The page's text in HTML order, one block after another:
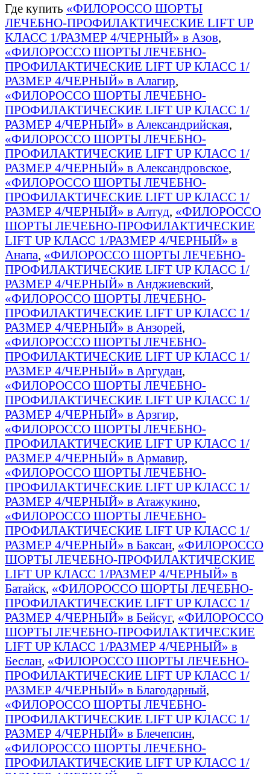
Где купить «ФИЛОРОССО ШОРТЫ
ЛЕЧЕБНО-ПРОФИЛАКТИЧЕСКИЕ LIFT UP
КЛАСС 1/РАЗМЕР 4/ЧЕРНЫЙ» в Азов,
«ФИЛОРОССО ШОРТЫ ЛЕЧЕБНО-
ПРОФИЛАКТИЧЕСКИЕ LIFT UP КЛАСС 1/
РАЗМЕР 4/ЧЕРНЫЙ» в Алагир,
«ФИЛОРОССО ШОРТЫ ЛЕЧЕБНО-
ПРОФИЛАКТИЧЕСКИЕ LIFT UP КЛАСС 1/
РАЗМЕР 4/ЧЕРНЫЙ» в Александрийская,
«ФИЛОРОССО ШОРТЫ ЛЕЧЕБНО-
ПРОФИЛАКТИЧЕСКИЕ LIFT UP КЛАСС 1/
РАЗМЕР 4/ЧЕРНЫЙ» в Александровское,
«ФИЛОРОССО ШОРТЫ ЛЕЧЕБНО-
ПРОФИЛАКТИЧЕСКИЕ LIFT UP КЛАСС 1/
РАЗМЕР 4/ЧЕРНЫЙ» в Алтуд, «ФИЛОРОССО
ШОРТЫ ЛЕЧЕБНО-ПРОФИЛАКТИЧЕСКИЕ
LIFT UP КЛАСС 1/РАЗМЕР 4/ЧЕРНЫЙ» в
Анапа, «ФИЛОРОССО ШОРТЫ ЛЕЧЕБНО-
ПРОФИЛАКТИЧЕСКИЕ LIFT UP КЛАСС 1/
РАЗМЕР 4/ЧЕРНЫЙ» в Анджиевский,
«ФИЛОРОССО ШОРТЫ ЛЕЧЕБНО-
ПРОФИЛАКТИЧЕСКИЕ LIFT UP КЛАСС 1/
РАЗМЕР 4/ЧЕРНЫЙ» в Анзорей,
«ФИЛОРОССО ШОРТЫ ЛЕЧЕБНО-
ПРОФИЛАКТИЧЕСКИЕ LIFT UP КЛАСС 1/
РАЗМЕР 4/ЧЕРНЫЙ» в Аргудан,
«ФИЛОРОССО ШОРТЫ ЛЕЧЕБНО-
ПРОФИЛАКТИЧЕСКИЕ LIFT UP КЛАСС 1/
РАЗМЕР 4/ЧЕРНЫЙ» в Арзгир,
«ФИЛОРОССО ШОРТЫ ЛЕЧЕБНО-
ПРОФИЛАКТИЧЕСКИЕ LIFT UP КЛАСС 1/
РАЗМЕР 4/ЧЕРНЫЙ» в Армавир,
«ФИЛОРОССО ШОРТЫ ЛЕЧЕБНО-
ПРОФИЛАКТИЧЕСКИЕ LIFT UP КЛАСС 1/
РАЗМЕР 4/ЧЕРНЫЙ» в Атажукино,
«ФИЛОРОССО ШОРТЫ ЛЕЧЕБНО-
ПРОФИЛАКТИЧЕСКИЕ LIFT UP КЛАСС 1/
РАЗМЕР 4/ЧЕРНЫЙ» в Баксан, «ФИЛОРОССО
ШОРТЫ ЛЕЧЕБНО-ПРОФИЛАКТИЧЕСКИЕ
LIFT UP КЛАСС 1/РАЗМЕР 4/ЧЕРНЫЙ» в
Батайск, «ФИЛОРОССО ШОРТЫ ЛЕЧЕБНО-
ПРОФИЛАКТИЧЕСКИЕ LIFT UP КЛАСС 1/
РАЗМЕР 4/ЧЕРНЫЙ» в Бейсуг, «ФИЛОРОССО
ШОРТЫ ЛЕЧЕБНО-ПРОФИЛАКТИЧЕСКИЕ
LIFT UP КЛАСС 1/РАЗМЕР 4/ЧЕРНЫЙ» в
Беслан, «ФИЛОРОССО ШОРТЫ ЛЕЧЕБНО-
ПРОФИЛАКТИЧЕСКИЕ LIFT UP КЛАСС 1/
РАЗМЕР 4/ЧЕРНЫЙ» в Благодарный,
«ФИЛОРОССО ШОРТЫ ЛЕЧЕБНО-
ПРОФИЛАКТИЧЕСКИЕ LIFT UP КЛАСС 1/
РАЗМЕР 4/ЧЕРНЫЙ» в Блечепсин,
«ФИЛОРОССО ШОРТЫ ЛЕЧЕБНО-
ПРОФИЛАКТИЧЕСКИЕ LIFT UP КЛАСС 1/